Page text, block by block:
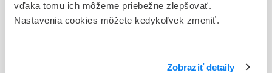
vďaka tomu ich môžeme priebežne zlepšovať.
Nastavenia cookies môžete kedykoľvek zmeniť.
Zobraziť detaily
Držiteľ, krajina
Accord Healthcare S.L.U, Španielsko